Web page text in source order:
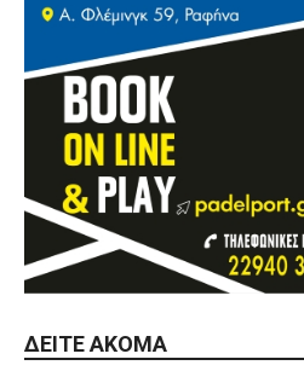
ΔΕΊΤΕ ΑΚΌΜΑ